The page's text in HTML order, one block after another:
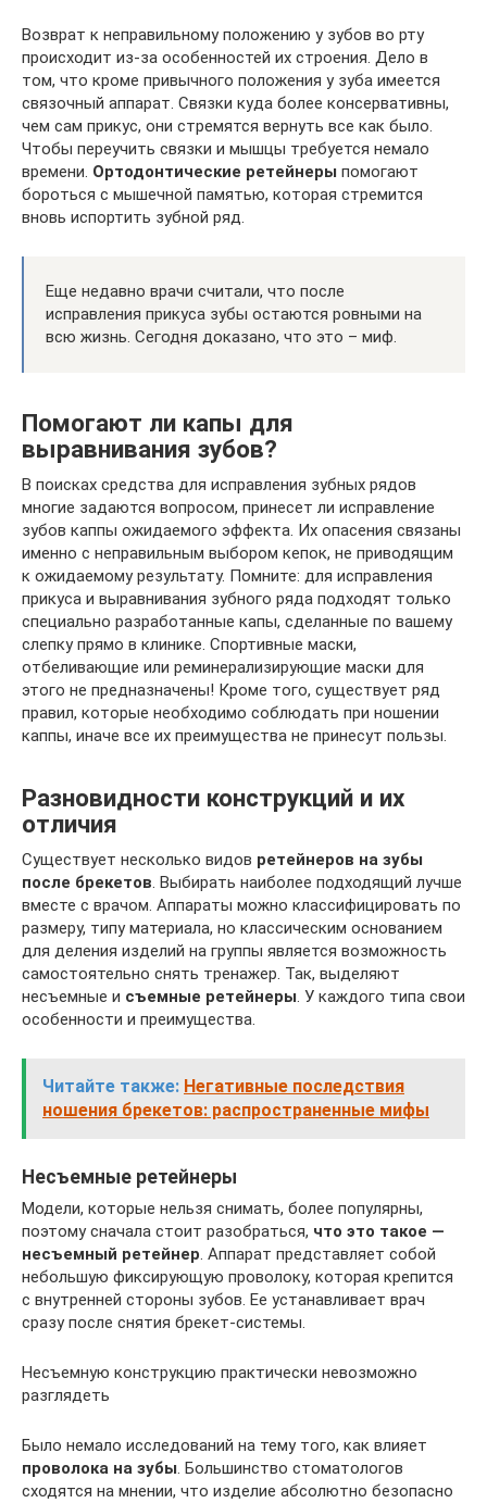
Возврат к неправильному положению у зубов во рту
происходит из-за особенностей их строения. Дело в
том, что кроме привычного положения у зуба имеется
связочный аппарат. Связки куда более консервативны,
чем сам прикус, они стремятся вернуть все как было.
Чтобы переучить связки и мышцы требуется немало
времени. Ортодонтические ретейнеры помогают
бороться с мышечной памятью, которая стремится
вновь испортить зубной ряд.
Еще недавно врачи считали, что после
исправления прикуса зубы остаются ровными на
всю жизнь. Сегодня доказано, что это – миф.
Помогают ли капы для
выравнивания зубов?
В поисках средства для исправления зубных рядов
многие задаются вопросом, принесет ли исправление
зубов каппы ожидаемого эффекта. Их опасения связаны
именно с неправильным выбором кепок, не приводящим
к ожидаемому результату. Помните: для исправления
прикуса и выравнивания зубного ряда подходят только
специально разработанные капы, сделанные по вашему
слепку прямо в клинике. Спортивные маски,
отбеливающие или реминерализирующие маски для
этого не предназначены! Кроме того, существует ряд
правил, которые необходимо соблюдать при ношении
каппы, иначе все их преимущества не принесут пользы.
Разновидности конструкций и их
отличия
Существует несколько видов ретейнеров на зубы
после брекетов. Выбирать наиболее подходящий лучше
вместе с врачом. Аппараты можно классифицировать по
размеру, типу материала, но классическим основанием
для деления изделий на группы является возможность
самостоятельно снять тренажер. Так, выделяют
несъемные и съемные ретейнеры. У каждого типа свои
особенности и преимущества.
Читайте также: Негативные последствия
ношения брекетов: распространенные мифы
Несъемные ретейнеры
Модели, которые нельзя снимать, более популярны,
поэтому сначала стоит разобраться, что это такое —
несъемный ретейнер. Аппарат представляет собой
небольшую фиксирующую проволоку, которая крепится
с внутренней стороны зубов. Ее устанавливает врач
сразу после снятия брекет-системы.
Несъемную конструкцию практически невозможно
разглядеть
Было немало исследований на тему того, как влияет
проволока на зубы. Большинство стоматологов
сходятся на мнении, что изделие абсолютно безопасно